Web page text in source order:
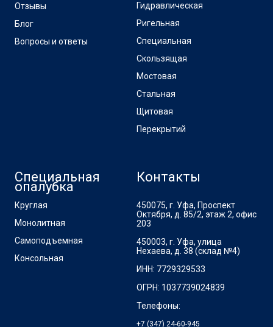
Отзывы
Блог
Вопросы и ответы
Гидравлическая
Ригельная
Специальная
Скользящая
Мостовая
Стальная
Щитовая
Перекрытий
Специальная
опалубка
Круглая
Монолитная
Самоподъемная
Консольная
Контакты
450075, г. Уфа, Проспект
Октября, д. 85/2, этаж 2, офис
203
450003, г. Уфа, улица
Нехаева, д. 38 (склад №4)
ИНН: 7729329533
ОГРН: 1037739024839
Телефоны:
+7 (347) 24-60-945